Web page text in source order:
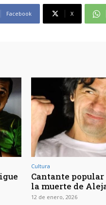
Facebook X
Cultura
Cantante popular
la muerte de
12 de enero, 2026